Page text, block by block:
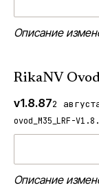
Описание
RikaNV
v1.8.872
ovod_M35_LRF-
Описание